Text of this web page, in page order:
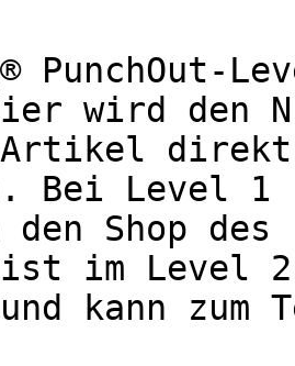
PunchOut-
wird den
Artikel
Bei Level 1
Shop
ist im Level 2
kann